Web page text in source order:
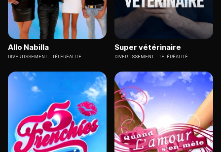
Allo Nabilla
DIVERTISSEMENT TÉLÉRÉALITÉ
Super vétérinaire
DIVERTISSEMENT TÉLÉRÉALITÉ